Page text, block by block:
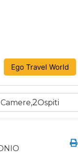
Ego Travel World
Camere,2Ospiti